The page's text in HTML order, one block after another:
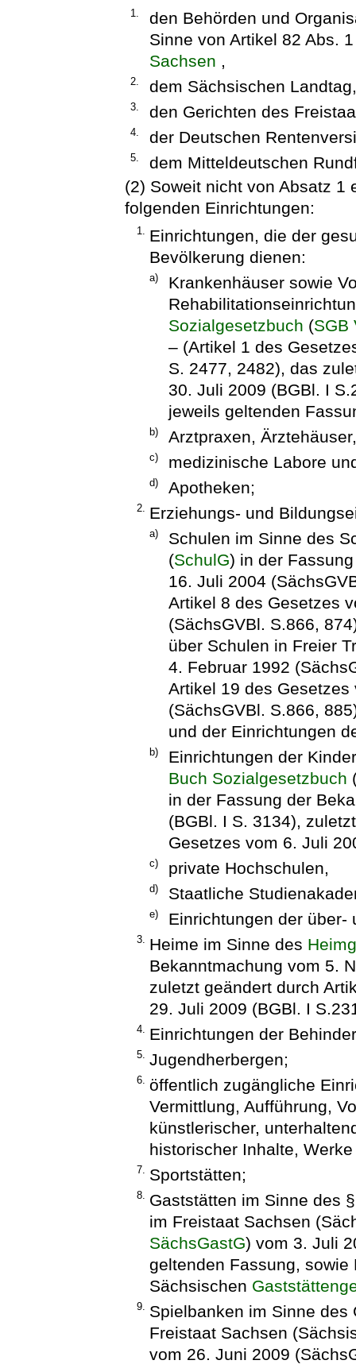
1.
den Behörden und
Sinne von Artikel 82 Abs.
Sachsen ,
2. dem Sächsischen Landtag,
3. den Gerichten des
4. der Deutschen
5.
dem Mitteldeutschen
(2) Soweit nicht von Absatz 1
folgenden Einrichtungen:
1. Einrichtungen, die der
Bevölkerung dienen:
a)
Krankenhäuser sowie
Sozialgesetzbuch (SGB
– (Artikel 1 des
S. 2477, 2482), das
30. Juli 2009 (BGBl. I
jeweils geltenden
b) Arztpraxen,
c) medizinische Labore
d) Apotheken;
2. Erziehungs- und
a)
Schulen im Sinne des
(SchulG) in der
16. Juli 2004
Artikel 8 des Gesetzes
(SächsGVBl. S.866,
über Schulen in Freier
4. Februar 1992
Artikel 19 des
(SächsGVBl. S.866,
und der Einrichtungen
b)
Einrichtungen der
Buch Sozialgesetzbuch
in der Fassung der
(BGBl. I S. 3134),
Gesetzes vom 6. Juli
c) private Hochschulen,
d) Staatliche
e) Einrichtungen der über-
3. Heime im Sinne des
Bekanntmachung vom 5.
zuletzt geändert durch
29. Juli 2009 (BGBl. I
4. Einrichtungen der
5. Jugendherbergen;
6. öffentlich zugängliche
Vermittlung, Aufführung,
künstlerischer,
historischer Inhalte,
7. Sportstätten;
8. Gaststätten im Sinne des
im Freistaat Sachsen
SächsGastG) vom 3. Juli
geltenden Fassung,
Sächsischen
9. Spielbanken im Sinne
Freistaat Sachsen
vom 26. Juni 2009